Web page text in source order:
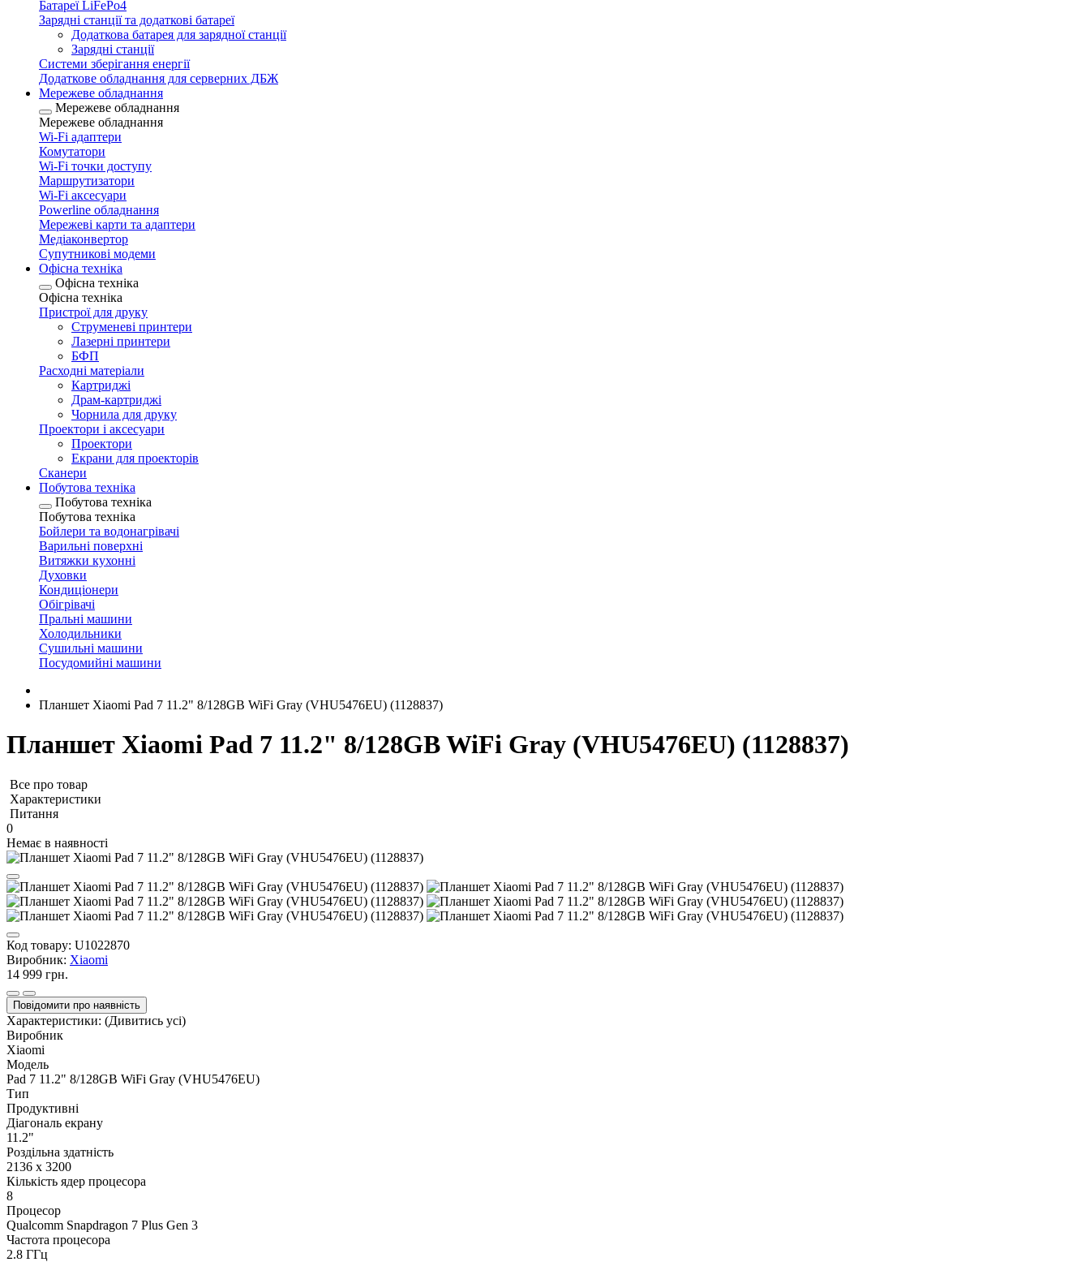
Батареї LiFePo4
Зарядні станції та додаткові батареї
Додаткова батарея для зарядної станції
Зарядні станції
Системи зберігання енергії
Додаткове обладнання для серверних ДБЖ
Мережеве обладнання
Мережеве обладнання
Мережеве обладнання
Wi-Fi адаптери
Комутатори
Wi-Fi точки доступу
Маршрутизатори
Wi-Fi аксесуари
Рowerline обладнання
Мережеві карти та адаптери
Медіаконвертор
Супутникові модеми
Офісна техніка
Офісна техніка
Офісна техніка
Пристрої для друку
Струменеві принтери
Лазерні принтери
БФП
Расходні матеріали
Картриджі
Драм-картриджі
Чорнила для друку
Проектори і аксесуари
Проектори
Екрани для проекторів
Сканери
Побутова техніка
Побутова техніка
Побутова техніка
Бойлери та водонагрівачі
Варильні поверхні
Витяжки кухонні
Духовки
Кондиціонери
Обігрівачі
Пральні машини
Холодильники
Сушильні машини
Посудомийні машини
Планшет Xiaomi Pad 7 11.2" 8/128GB WiFi Gray (VHU5476EU) (1128837)
Планшет Xiaomi Pad 7 11.2" 8/128GB WiFi Gray (VHU5476EU) (1128837)
Все про товар
Характеристики
Питання
0
Немає в наявності
Код товару: U1022870
Виробник: Xiaomi
14 999 грн.
Повідомити про наявність
Характеристики: (Дивитись усі)
Виробник
Xiaomi
Модель
Pad 7 11.2" 8/128GB WiFi Gray (VHU5476EU)
Тип
Продуктивні
Діагональ екрану
11.2"
Роздільна здатність
2136 х 3200
Кількість ядер процесора
8
Процесор
Qualcomm Snapdragon 7 Plus Gen 3
Частота процесора
2.8 ГГц